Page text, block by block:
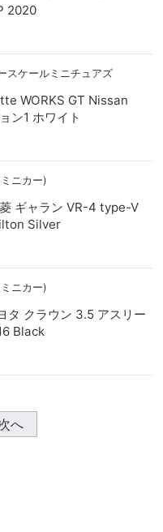
2020
スケールミニチュアズ
WORKS GT Nissan
ージョン1 ホワイト
ニカー)
ギャラン VR-4 type-V
Silver
ニカー)
タ クラウン 3.5 アスリー
Black
へ